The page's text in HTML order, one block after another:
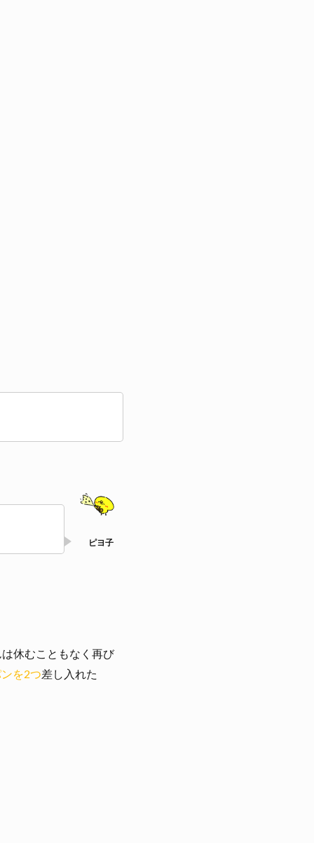
休むこともなく再び
を2つ差し入れた